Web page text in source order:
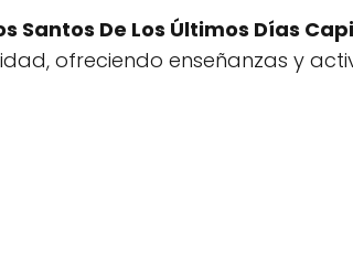
Santos De Los Últimos Días
ofreciendo enseñanzas y